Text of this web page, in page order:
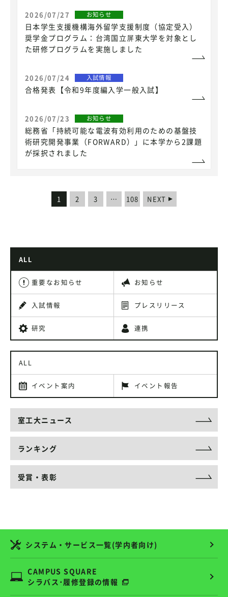
2026/07/27 お知らせ
日本学生支援機構海外留学支援制度（協定受入）
奨学金プログラム：台湾国立屏東大学を対象とし
た研修プログラムを実施しました
2026/07/24 入試情報
合格発表【令和9年度編入学一般入試】
2026/07/23 お知らせ
総務省「持続可能な電波有効利用のための基盤技
術研究開発事業（FORWARD）」に本学から2課題
が採択されました
1 2 3 … 108 NEXT
ALL
重要なお知らせ お知らせ
入試情報 プレスリリース
研究 連携
ALL
イベント案内 イベント報告
室工大ニュース
ランキング
受賞・表彰
システム・サービス一覧(学内者向け)
CAMPUS SQUARE
シラバス･履修登録の情報